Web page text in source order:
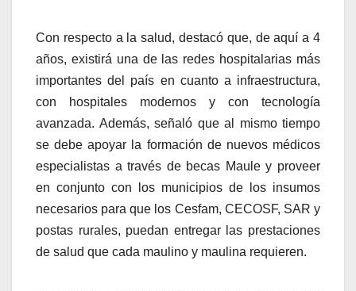
Con respecto a la salud, destacó que, de aquí a 4
años, existirá una de las redes hospitalarias más
importantes del país en cuanto a infraestructura,
con hospitales modernos y con tecnología
avanzada. Además, señaló que al mismo tiempo
se debe apoyar la formación de nuevos médicos
especialistas a través de becas Maule y proveer
en conjunto con los municipios de los insumos
necesarios para que los Cesfam, CECOSF, SAR y
postas rurales, puedan entregar las prestaciones
de salud que cada maulino y maulina requieren.